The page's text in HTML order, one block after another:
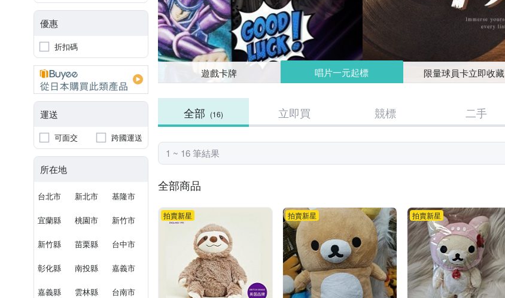
優惠
折扣碼
運送
可面交 跨國運送
所在地
台北市 新北市 基隆市
宜蘭縣 桃園市 新竹市
新竹縣 苗栗縣 台中市
彰化縣 南投縣 嘉義市
嘉義縣 雲林縣 台南市
遊戲卡牌 唱片一元起標 限量球員卡立即收藏
全部 (16) 立即買 競標 二手
1 ~ 16 筆結果
全部商品
拍賣新星 拍賣新星 拍賣新星